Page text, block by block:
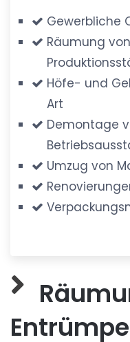
Gewerbliche
Räumung
Höfe- und
Art
Demontage
Umzug von